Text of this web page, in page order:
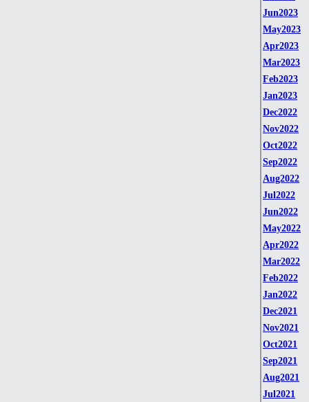
Jun2023
May2023
Apr2023
Mar2023
Feb2023
Jan2023
Dec2022
Nov2022
Oct2022
Sep2022
Aug2022
Jul2022
Jun2022
May2022
Apr2022
Mar2022
Feb2022
Jan2022
Dec2021
Nov2021
Oct2021
Sep2021
Aug2021
Jul2021